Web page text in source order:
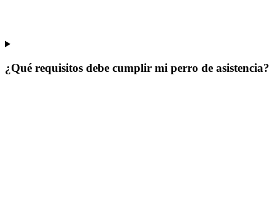
¿Qué requisitos debe cumplir mi perro de asistencia?